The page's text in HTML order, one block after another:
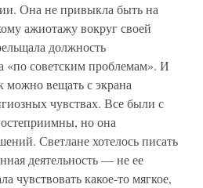
Она не привыкла быть на
ажиотажу вокруг своей
должность
«по советским проблемам». И
можно вещать с экрана
чувствах. Все были с
но она
Светлане хотелось писать
деятельность — не ее
чувствовать какое-то мягкое,